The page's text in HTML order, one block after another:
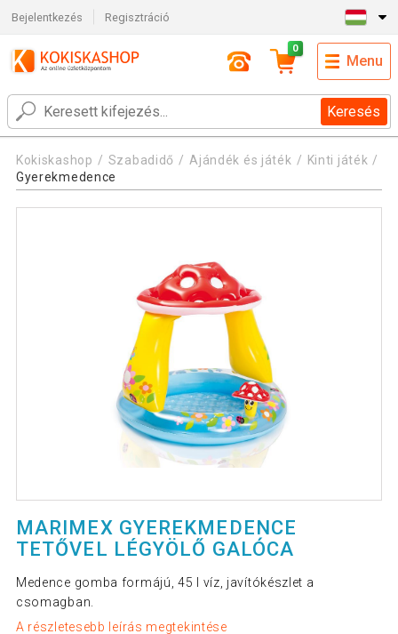
Bejelentkezés Regisztráció
Keresés
0
Menu
Kokiskashop Szabadidő Ajándék és játék
Kinti játék
Gyerekmedence
MARIMEX GYEREKMEDENCE
TETŐVEL LÉGYÖLŐ GALÓCA
Medence gomba formájú, 45 l víz, javítókészlet a
csomagban.
A részletesebb leírás megtekintése